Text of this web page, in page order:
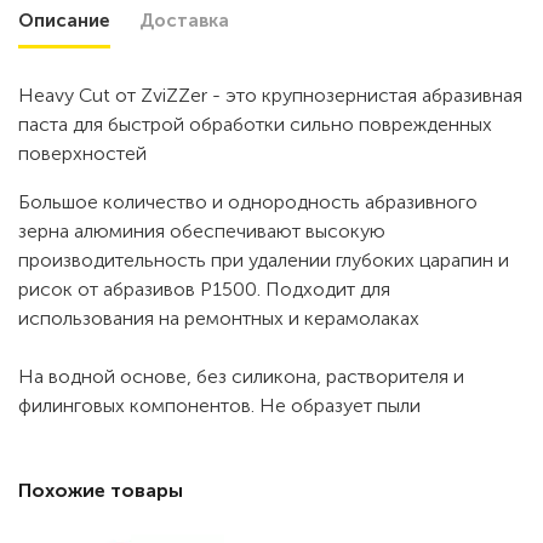
Описание Доставка
Heavy Cut от ZviZZer - это крупнозернистая абразивная
паста для быстрой обработки сильно поврежденных
поверхностей
Большое количество и однородность абразивного
зерна алюминия обеспечивают высокую
производительность при удалении глубоких царапин и
рисок от абразивов P1500. Подходит для
использования на ремонтных и керамолаках
На водной основе, без силикона, растворителя и
филинговых компонентов. Не образует пыли
Похожие товары